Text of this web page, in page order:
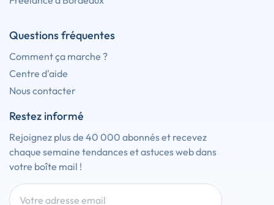
Questions fréquentes
Comment ça marche ?
Centre d'aide
Nous contacter
Restez informé
Rejoignez plus de 40 000 abonnés et recevez
chaque semaine tendances et astuces web dans
votre boîte mail !